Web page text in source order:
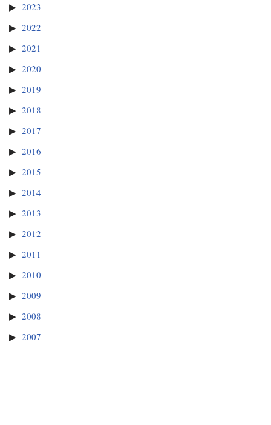
2023
2022
2021
2020
2019
2018
2017
2016
2015
2014
2013
2012
2011
2010
2009
2008
2007